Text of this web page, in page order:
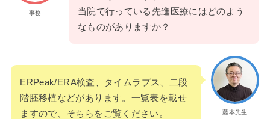
事務
当院で行っている先進医療にはどのよう
なものがありますか？
藤本先生
ERPeak/ERA検査、タイムラプス、二段
階胚移植などがあります。一覧表を載せ
ますので、そちらをご覧ください。